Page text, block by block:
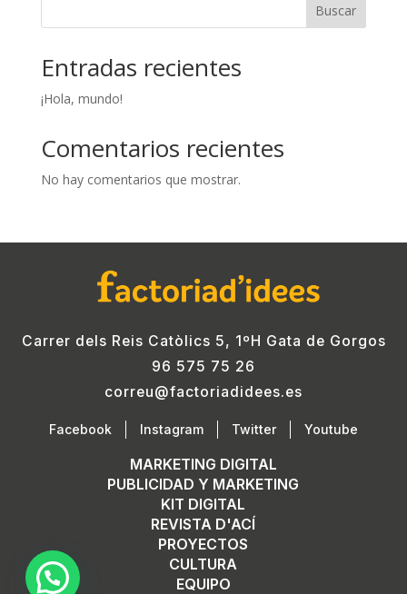
Buscar
Entradas recientes
¡Hola, mundo!
Comentarios recientes
No hay comentarios que mostrar.
Carrer dels Reis Catòlics 5, 1ºH Gata de Gorgos
96 575 75 26
correu@factoriadidees.es
Facebook Instagram Twitter Youtube
MARKETING DIGITAL
PUBLICIDAD Y MARKETING
KIT DIGITAL
REVISTA D'ACÍ
PROYECTOS
CULTURA
EQUIPO